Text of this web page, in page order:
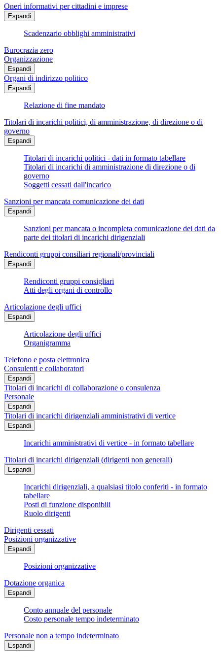
Oneri informativi per cittadini e imprese
Espandi
Scadenzario obblighi amministrativi
Burocrazia zero
Organizzazione
Espandi
Organi di indirizzo politico
Espandi
Relazione di fine mandato
Titolari di incarichi politici, di amministrazione, di direzione o di
governo
Espandi
Titolari di incarichi politici - dati in formato tabellare
Titolari di incarichi di amministrazione di direzione o di
governo
Soggetti cessati dall'incarico
Sanzioni per mancata comunicazione dei dati
Espandi
Sanzioni per mancata o incompleta comunicazione dei dati da
parte dei titolari di incarichi dirigenziali
Rendiconti gruppi consiliari regionali/provinciali
Espandi
Rendiconti gruppi consigliari
Atti degli organi di controllo
Articolazione degli uffici
Espandi
Articolazione degli uffici
Organigramma
Telefono e posta elettronica
Consulenti e collaboratori
Espandi
Titolari di incarichi di collaborazione o consulenza
Personale
Espandi
Titolari di incarichi dirigenziali amministrativi di vertice
Espandi
Incarichi amministrativi di vertice - in formato tabellare
Titolari di incarichi dirigenziali (dirigenti non generali)
Espandi
Incarichi dirigenziali, a qualsiasi titolo conferiti - in formato
tabellare
Posti di funzione disponibili
Ruolo dirigenti
Dirigenti cessati
Posizioni organizzative
Espandi
Posizioni organizzative
Dotazione organica
Espandi
Conto annuale del personale
Costo personale tempo indeterminato
Personale non a tempo indeterminato
Espandi